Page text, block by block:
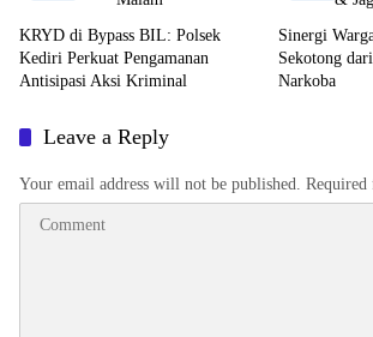
KRYD di Bypass BIL: Polsek
Kediri Perkuat Pengamanan
Antisipasi Aksi Kriminal
Sinergi
Sekotong
Narkoba
Leave a Reply
Your email address will not be published. Required